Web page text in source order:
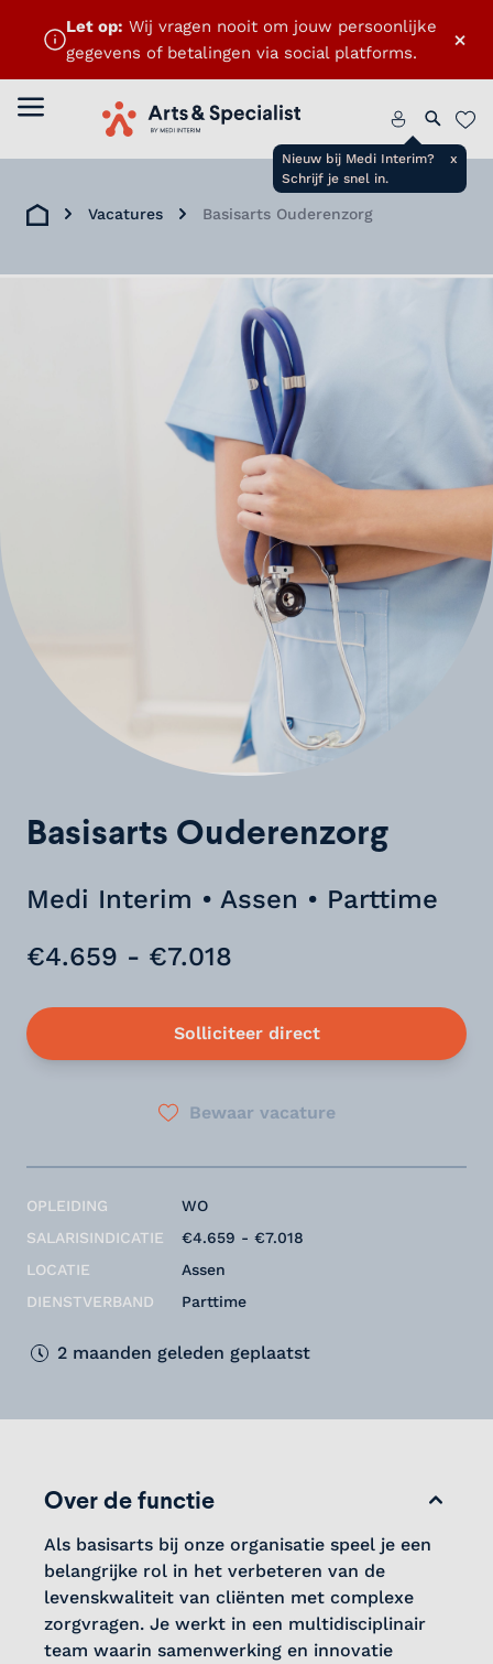
×
Let op: Wij vragen nooit om jouw persoonlijke
gegevens of betalingen via social platforms.
Menu openen
Home
Nieuw bij Medi Interim?
Schrijf je snel in.
x
Zoeken
Home
Vacatures Basisarts Ouderenzorg
Basisarts Ouderenzorg
Medi Interim • Assen • Parttime
€4.659 - €7.018
Solliciteer direct
Bewaar vacature
OPLEIDING
SALARISINDICATIE
LOCATIE
DIENSTVERBAND
WO
€4.659 - €7.018
Assen
Parttime
2 maanden geleden geplaatst
Over de functie
Als basisarts bij onze organisatie speel je een
belangrijke rol in het verbeteren van de
levenskwaliteit van cliënten met complexe
zorgvragen. Je werkt in een multidisciplinair
team waarin samenwerking en innovatie